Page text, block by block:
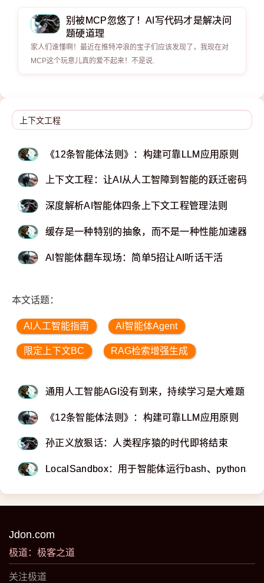
别被MCP忽悠了！AI写代码才是解决问
题硬道理
家人们谁懂啊！最近在推特冲浪的宝子们应该发现了，我现在对
MCP这个玩意儿真的爱不起来！不是说.
《12条智能体法则》：构建可靠LLM应用原则
上下文工程：让AI从人工智障到智能的跃迁密码
深度解析AI智能体四条上下文工程管理法则
缓存是一种特别的抽象，而不是一种性能加速器
AI智能体翻车现场：简单5招让AI听话干活
本文话题：
AI人工智能指南 AI智能体Agent
限定上下文BC RAG检索增强生成
通用人工智能AGI没有到来，持续学习是大难题
《12条智能体法则》：构建可靠LLM应用原则
孙正义放狠话：人类程序猿的时代即将结束
LocalSandbox：用于智能体运行bash、python和
Jdon.com
极道：极客之道
关注极道